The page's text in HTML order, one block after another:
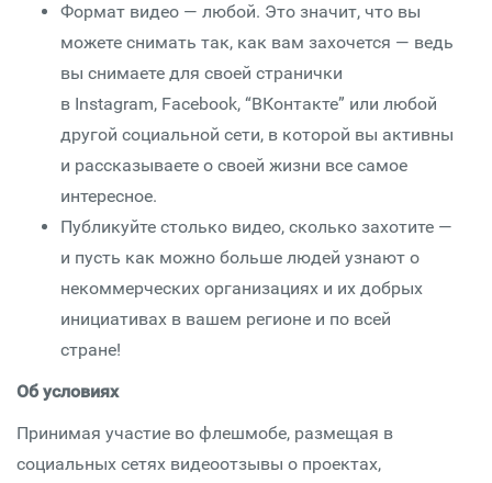
Формат видео — любой. Это значит, что вы
можете снимать так, как вам захочется — ведь
вы снимаете для своей странички
в Instagram, Facebook, “ВКонтакте” или любой
другой социальной сети, в которой вы активны
и рассказываете о своей жизни все самое
интересное.
Публикуйте столько видео, сколько захотите —
и пусть как можно больше людей узнают о
некоммерческих организациях и их добрых
инициативах в вашем регионе и по всей
стране!
Об условиях
Принимая участие во флешмобе, размещая в
социальных сетях видеоотзывы о проектах,